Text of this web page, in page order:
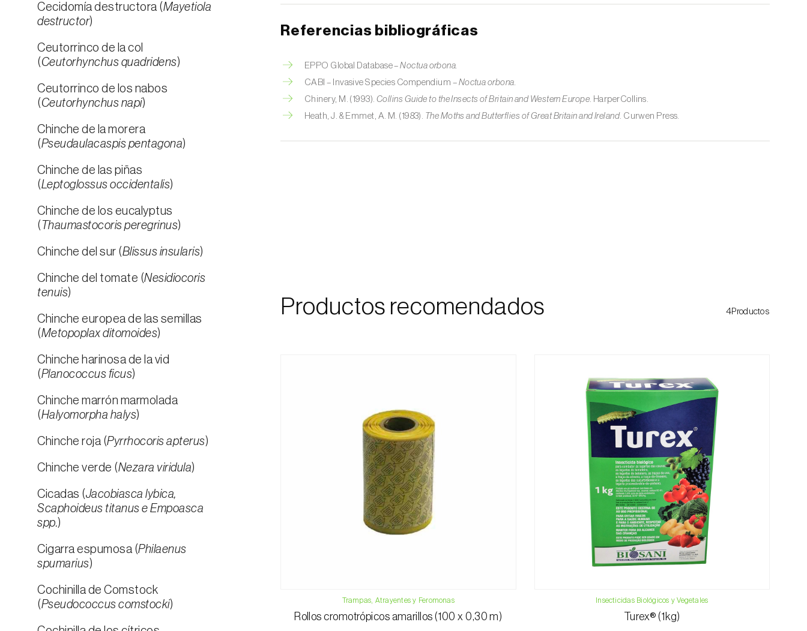
Cecidomía destructora (Mayetiola
destructor)
Ceutorrinco de la col
(Ceutorhynchus quadridens)
Ceutorrinco de los nabos
(Ceutorhynchus napi)
Chinche de la morera
(Pseudaulacaspis pentagona)
Chinche de las piñas
(Leptoglossus occidentalis)
Chinche de los eucalyptus
( Thaumastocoris peregrinus)
Chinche del sur (Blissus insularis)
Chinche del tomate (Nesidiocoris
tenuis)
Chinche europea de las semillas
(Metopoplax ditomoides)
Chinche harinosa de la vid
(Planococcus ficus)
Chinche marrón marmolada
(Halyomorpha halys)
Chinche roja (Pyrrhocoris apterus)
Chinche verde (Nezara viridula)
Cicadas (Jacobiasca lybica,
Scaphoideus titanus e Empoasca
spp.)
Cigarra espumosa (Philaenus
spumarius)
Cochinilla de Comstock
(Pseudococcus comstocki)
Referencias bibliográficas
EPPO Global Database –Noctua orbona.
CABI – Invasive Species Compendium – Noctua orbona.
Chinery, M. (1993). Collins Guide to the Insects of Britain and Western Europe . HarperCollins.
Heath, J. & Emmet, A. M. (1983). The Moths and Butterflies of Great Britain and Ireland. Curwen Press.
Productos recomendados 4Productos
Trampas, Atrayentes y Feromonas
Rollos cromotrópicos amarillos (100 x 0,30 m)
Insecticidas Biológicos y Vegetales
Turex® (1kg)